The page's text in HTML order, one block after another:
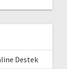
Destek